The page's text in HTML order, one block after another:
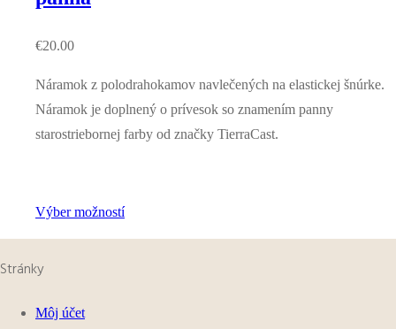
€20.00
Náramok z polodrahokamov navlečených na elastickej šnúrke.
Náramok je doplnený o prívesok so znamením panny
starostriebornej farby od značky TierraCast.
Výber možností
Stránky
Môj účet